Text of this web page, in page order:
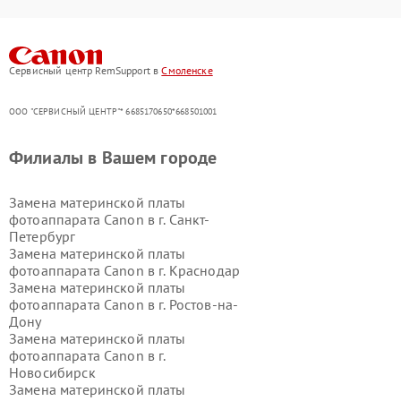
Сервисный центр RemSupport вСмоленске
ООО "СЕРВИСНЫЙ ЦЕНТР"* 6685170650*668501001
Филиалы в Вашем городе
Замена материнской платы
фотоаппарата Canon в г. Санкт-
Петербург
Замена материнской платы
фотоаппарата Canon в г. Краснодар
Замена материнской платы
фотоаппарата Canon в г. Ростов-на-
Дону
Замена материнской платы
фотоаппарата Canon в г.
Новосибирск
Замена материнской платы